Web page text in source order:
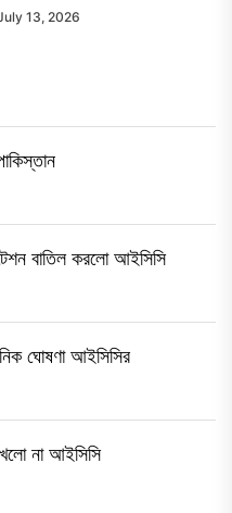
13, 2026
বাতিল করলো আইসিসি
ঘোষণা আইসিসির
না আইসিসি